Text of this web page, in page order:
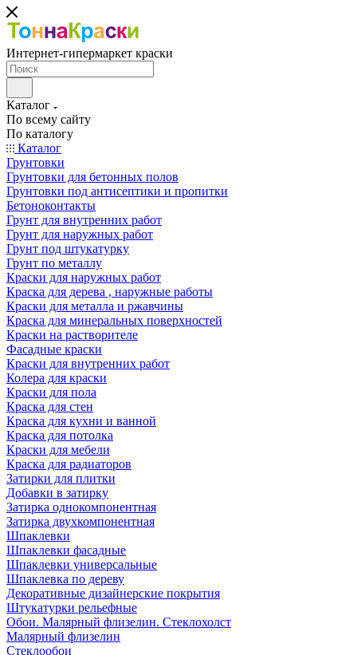
Интернет-гипермаркет краски
Каталог
По всему сайту
По каталогу
Каталог
Грунтовки
Грунтовки для бетонных полов
Грунтовки под антисептики и пропитки
Бетоноконтакты
Грунт для внутренних работ
Грунт для наружных работ
Грунт под штукатурку
Грунт по металлу
Краски для наружных работ
Краска для дерева , наружные работы
Краски для металла и ржавчины
Краска для минеральных поверхностей
Краски на растворителе
Фасадные краски
Краски для внутренних работ
Колера для краски
Краски для пола
Краска для стен
Краска для кухни и ванной
Краска для потолка
Краски для мебели
Краска для радиаторов
Затирки для плитки
Добавки в затирку
Затирка однокомпонентная
Затирка двухкомпонентная
Шпаклевки
Шпаклевки фасадные
Шпаклевки универсальные
Шпаклевка по дереву
Декоративные дизайнерские покрытия
Штукатурки рельефные
Обои. Малярный флизелин. Стеклохолст
Малярный флизелин
Стеклообои